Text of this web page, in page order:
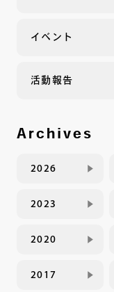
イベント
活動報告
Archives
2026
2023
2020
2017